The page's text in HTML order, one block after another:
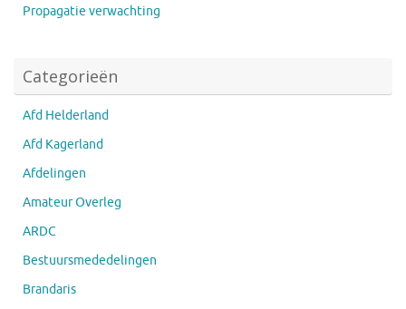
Propagatie verwachting
Categorieën
Afd Helderland
Afd Kagerland
Afdelingen
Amateur Overleg
ARDC
Bestuursmededelingen
Brandaris